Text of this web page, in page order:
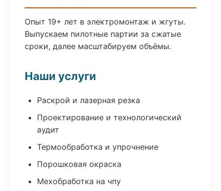
Опыт 19+ лет в электромонтаж и жгуты.
Выпускаем пилотные партии за сжатые
сроки, далее масштабируем объёмы.
Наши услуги
Раскрой и лазерная резка
Проектирование и технологический
аудит
Термообработка и упрочнение
Порошковая окраска
Мехобработка на чпу